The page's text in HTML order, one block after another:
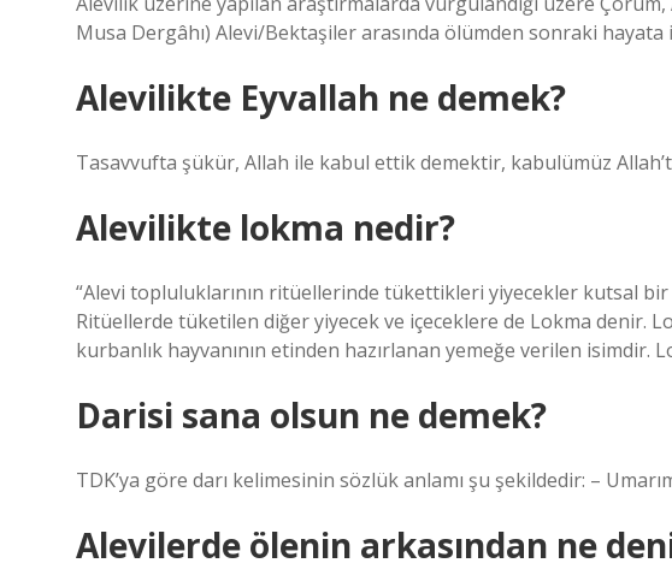
Musa Dergâhı) Alevi/Bektaşiler arasında ölümden sonraki
Alevilikte Eyvallah ne demek?
Tasavvufta şükür, Allah ile kabul ettik demektir, kabulümüz
Alevilikte lokma nedir?
“Alevi topluluklarının ritüellerinde tükettikleri yiyecekler kutsal bir
Ritüellerde tüketilen diğer yiyecek ve içeceklere de Lokma denir.
kurbanlık hayvanının etinden hazırlanan yemeğe verilen isimdir.
Darisi sana olsun ne demek?
TDK’ya göre darı kelimesinin sözlük anlamı şu şekildedir: –
Alevilerde ölenin arkasından ne